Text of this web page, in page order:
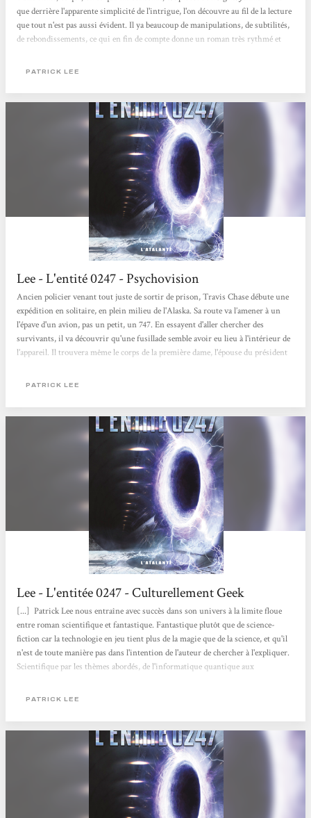
que derrière l'apparente simplicité de l'intrigue, l'on découvre au fil de la lecture
que tout n'est pas aussi évident. Il ya beaucoup de manipulations, de subtilités,
de rebondissements, ce qui en fin de compte donne un roman très rythmé et
Frédéric Fromenty, Librairie Omerveilles
PATRICK LEE
Lee - L'entité 0247 - Psychovision
Ancien policier venant tout juste de sortir de prison, Travis Chase débute une
expédition en solitaire, en plein milieu de l'Alaska. Sa route va l’amener à un
l'épave d'un avion, pas un petit, un 747. En essayent d'aller chercher des
survivants, il va découvrir qu'une fusillade semble avoir eu lieu à l'intérieur de
l’appareil. Il trouvera même le corps de la première dame, l'épouse du président
armes rapidement dans la carcasse de l'appareil, Travis va tout d'abord aller
PATRICK LEE
Lee - L'entitée 0247 - Culturellement Geek
[...] Patrick Lee nous entraîne avec succès dans son univers à la limite floue
entre roman scientifique et fantastique. Fantastique plutôt que de science-
fiction car la technologie en jeu tient plus de la magie que de la science, et qu'il
n'est de toute manière pas dans l'intention de l'auteur de chercher à l'expliquer.
Scientifique par les thèmes abordés, de l'informatique quantique aux
domaine scientifique dans des œuvres qui n'en relèvent pas est souvent un jeu
PATRICK LEE